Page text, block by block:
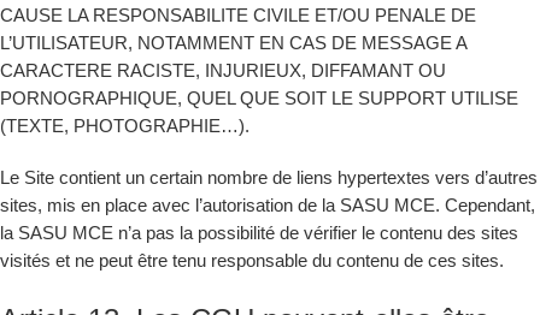
CAUSE LA RESPONSABILITE CIVILE ET/OU PENALE DE
L’UTILISATEUR, NOTAMMENT EN CAS DE MESSAGE A
CARACTERE RACISTE, INJURIEUX, DIFFAMANT OU
PORNOGRAPHIQUE, QUEL QUE SOIT LE SUPPORT UTILISE
(TEXTE, PHOTOGRAPHIE…).
Le Site contient un certain nombre de liens hypertextes vers d’autres
sites, mis en place avec l’autorisation de la SASU MCE. Cependant,
la SASU MCE n’a pas la possibilité de vérifier le contenu des sites
visités et ne peut être tenu responsable du contenu de ces sites.